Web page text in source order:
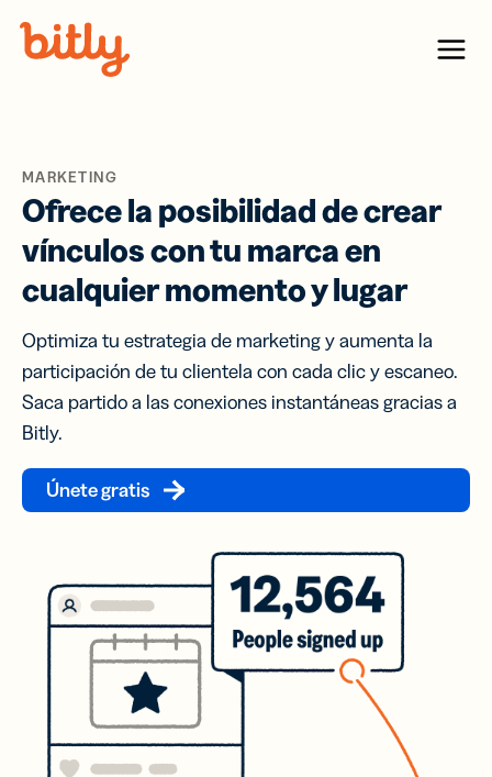
Menu
MARKETING
Ofrece la posibilidad de crear
vínculos con tu marca en
cualquier momento y lugar
Optimiza tu estrategia de marketing y aumenta la
participación de tu clientela con cada clic y escaneo.
Saca partido a las conexiones instantáneas gracias a
Bitly.
Únete gratis